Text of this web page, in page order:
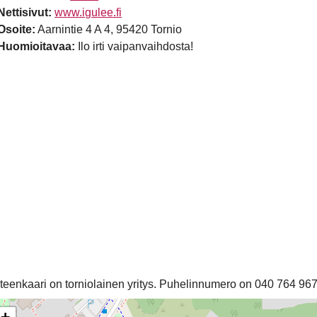
www.igulee.fi
Aarnintie 4 A 4, 95420 Tornio
Ilo irti vaipanvaihdosta!
on torniolainen yritys. Puhelinnumero on 040 764